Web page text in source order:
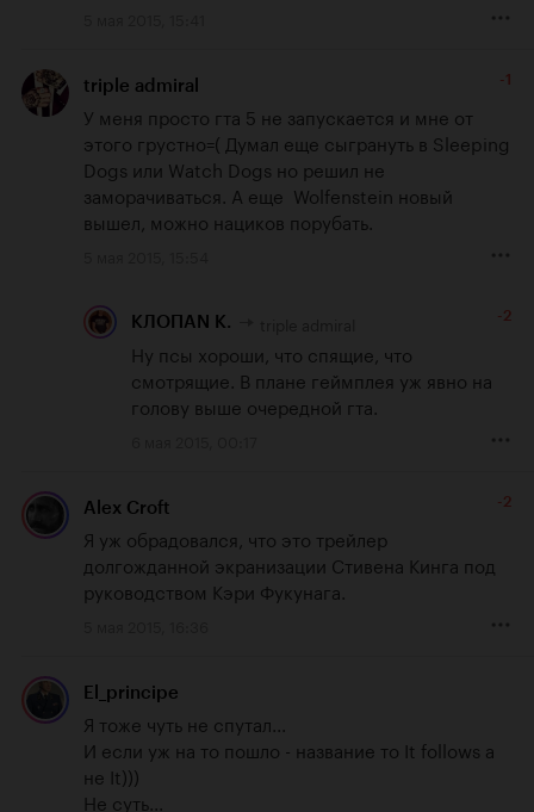
triple admiral -1
У меня просто гта 5 не запускается и мне от
этого грустно=( Думал еще сыгрануть в Sleeping
Dogs или Watch Dogs но решил не
заморачиваться. А еще  Wolfenstein новый
вышел, можно нациков порубать.
КЛОПАN К. -2
Ну псы хороши, что спящие, что
смотрящие. В плане геймплея уж явно на
голову выше очередной гта.
Alex Croft -2
Я уж обрадовался, что это трейлер
долгожданной экранизации Стивена Кинга под
руководством Кэри Фукунага.
El_principe
Я тоже чуть не спутал...
И если уж на то пошло - название то It follows а
не It)))
Не суть...